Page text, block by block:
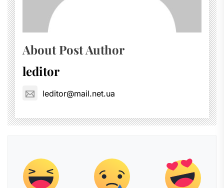
About Post Author
leditor
leditor@mail.net.ua